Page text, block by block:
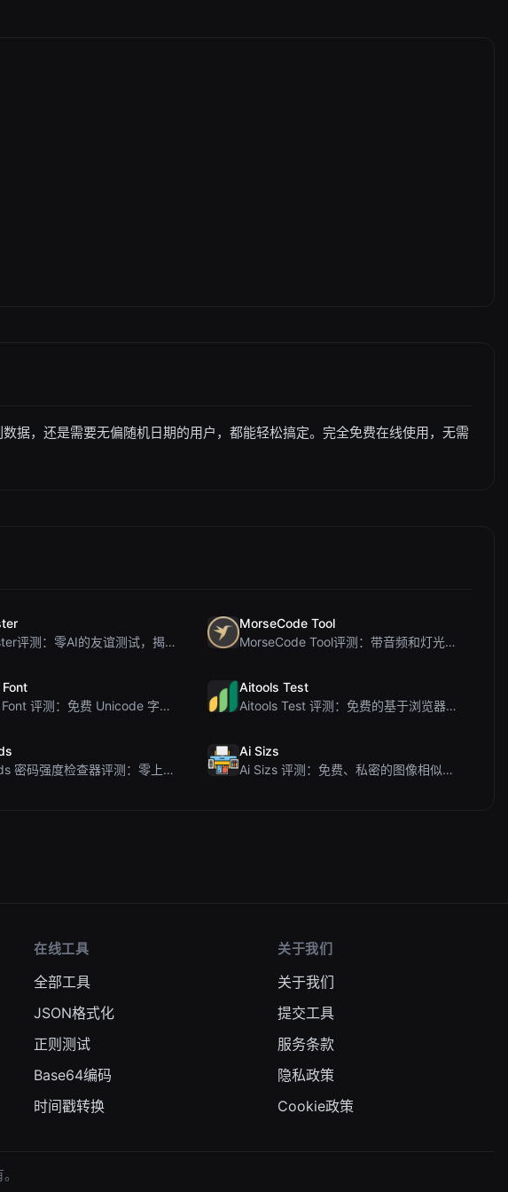
据，还是需要无偏随机日期的用户，都能轻松搞定。完全免费在线使用，无需
PIS Tester评测：零AI的友谊测试，揭露假朋友
MorseCode Tool
MorseCode Tool评测：带音频和灯光的免费在线文本转摩斯密码转换器
Letters Font 评测：免费 Unicode 字体生成器，适用于 Instagram 及更多...
Aitools Test
Aitools Test 评测：免费的基于浏览器的 AI 检测器、Token 计数器及成本估算器
Ai Sleads 密码强度检查器评测：零上传、实时熵分析
Ai Sizs
Ai Sizs 评测：免费、私密的图像相似度与模糊检测工具
在线工具
全部工具
JSON格式化
正则测试
Base64编码
时间戳转换
关于我们
关于我们
提交工具
服务条款
隐私政策
Cookie政策